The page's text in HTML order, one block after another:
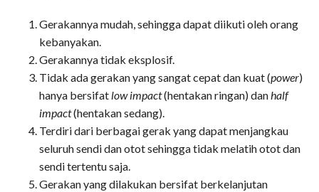
Gerakannya mudah, sehingga dapat diikuti oleh orang
kebanyakan.
Gerakannya tidak eksplosif.
Tidak ada gerakan yang sangat cepat dan kuat (power)
hanya bersifat low impact(hentakan ringan) danhalf
impact(hentakan sedang).
Terdiri dari berbagai gerak yang dapat menjangkau
seluruh sendi dan otot sehingga tidak melatih otot dan
sendi tertentu saja.
Gerakan yang dilakukan bersifat berkelanjutan